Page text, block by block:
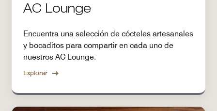
AC Lounge
Encuentra una selección de cócteles artesanales
y bocaditos para compartir en cada uno de
nuestros AC Lounge.
Explorar